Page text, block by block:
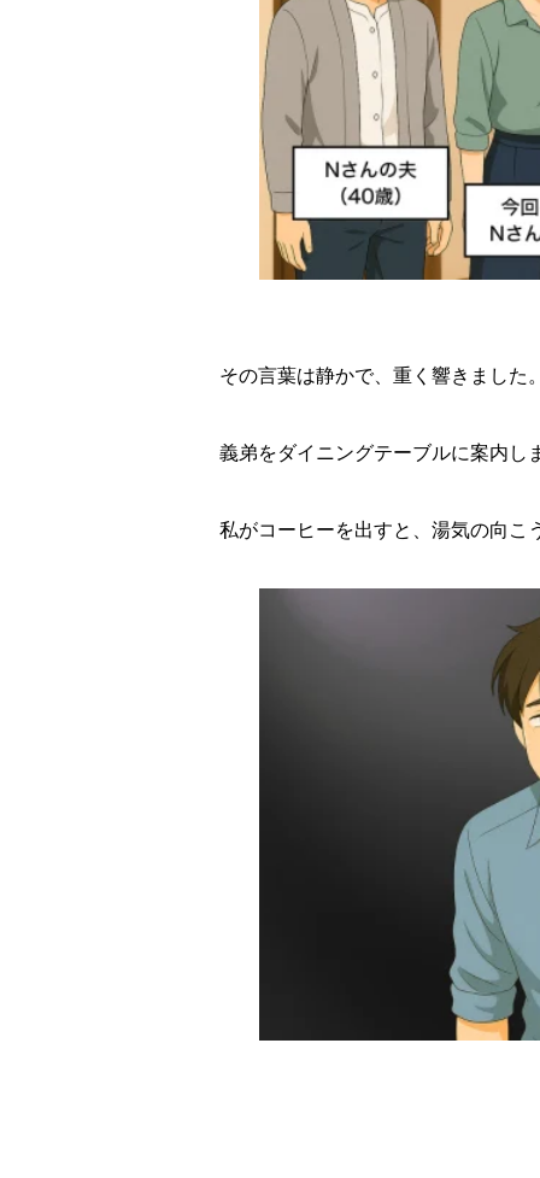
その言葉は静かで、重く響きました
義弟をダイニングテーブルに案内し
私がコーヒーを出すと、湯気の向こ